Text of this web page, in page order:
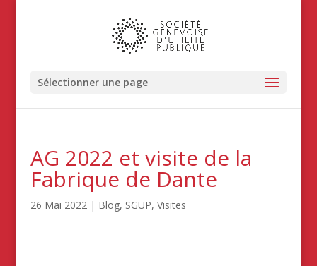
Sélectionner une page
AG 2022 et visite de la
Fabrique de Dante
26 Mai 2022| Blog, SGUP, Visites